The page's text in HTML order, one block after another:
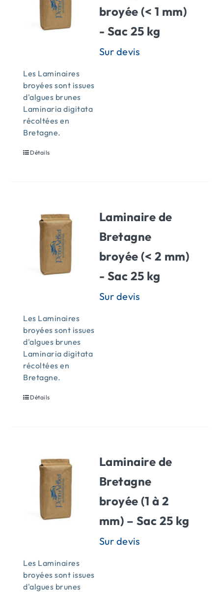
broyée (< 1 mm)
- Sac 25 kg
Les Laminaires
broyées sont issues
d'algues brunes
Laminaria digitata
récoltées en
Bretagne.
Détails
Laminaire de
Bretagne
broyée (< 2 mm)
- Sac 25 kg
Les Laminaires
broyées sont issues
d'algues brunes
Laminaria digitata
récoltées en
Bretagne.
Détails
Laminaire de
Bretagne
broyée (1 à 2
mm) – Sac 25 kg
Les Laminaires
broyées sont issues
d'algues brunes